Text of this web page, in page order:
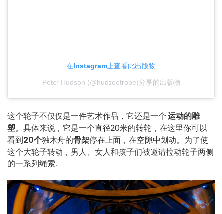
在Instagram上查看此出版物
Peter Hudson (@hudzoetrope)分享的出版物
这个轮子不仅仅是一件艺术作品，它还是一个 运动的雕
塑。具体来说，它是一个直径20米的转轮，在这里你可以
看到20个独木舟的骨架停在上面，在空隙中划动。为了使
这个大轮子转动，男人、女人和孩子们被邀请拉动轮子两侧
的一系列绳索。